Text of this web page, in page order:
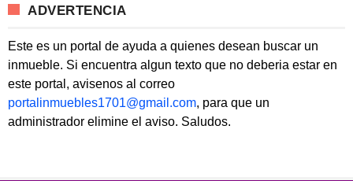
ADVERTENCIA
Este es un portal de ayuda a quienes desean buscar un
inmueble. Si encuentra algun texto que no deberia estar en
este portal, avisenos al correo
portalinmuebles1701@gmail.com, para que un
administrador elimine el aviso. Saludos.